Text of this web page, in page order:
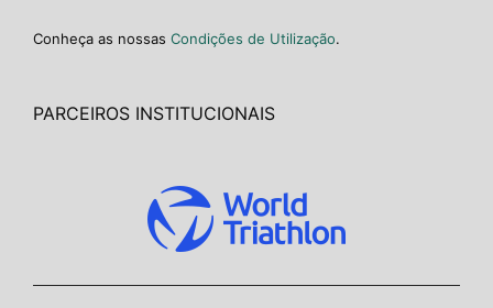
Conheça as nossas Condições de Utilização.
PARCEIROS INSTITUCIONAIS